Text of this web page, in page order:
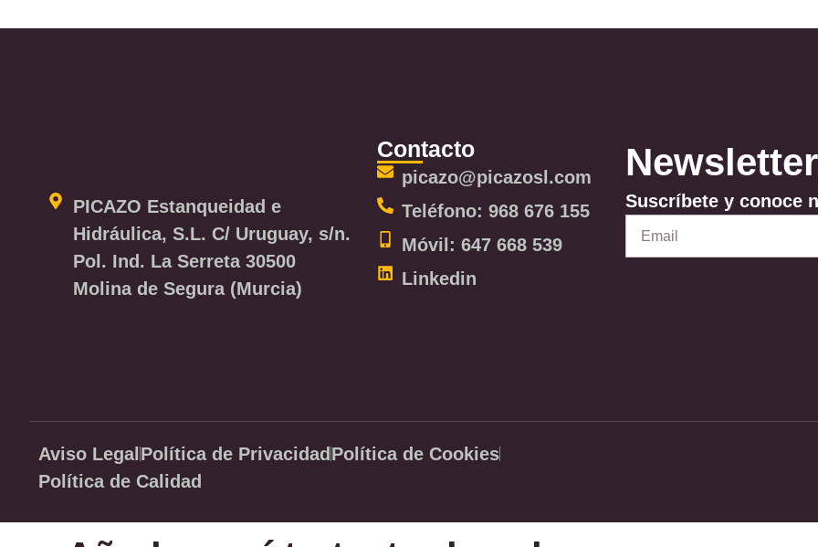
PICAZO Estanqueidad e
Hidráulica, S.L. C/ Uruguay, s/n.
Pol. Ind. La Serreta 30500
Molina de Segura (Murcia)
Contacto
picazo@picazosl.com
Teléfono: 968 676 155
Móvil: 647 668 539
Linkedin
Newsletter
Suscríbete y conoce
Aviso Legal Política de Privacidad Política de Cookies
Política de Calidad